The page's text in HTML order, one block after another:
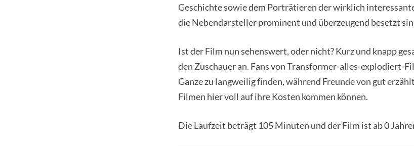
Geschichte sowie dem Porträtieren der wirklich
die Nebendarsteller prominent und überzeugend besetzt
Ist der Film nun sehenswert, oder nicht? Kurz und knapp
den Zuschauer an. Fans von Transformer-alles-explodiert-
Ganze zu langweilig finden, während Freunde von gut
Filmen hier voll auf ihre Kosten kommen können.
Die Laufzeit beträgt 105 Minuten und der Film ist ab 0